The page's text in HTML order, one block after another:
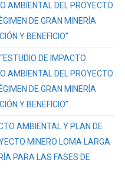
AMBIENTAL DEL PROYECTO
DE GRAN MINERÍA
Y BENEFICIO”
“ESTUDIO DE IMPACTO
AMBIENTAL DEL PROYECTO
DE GRAN MINERÍA
Y BENEFICIO”
AMBIENTAL Y PLAN DE
MINERO LOMA LARGA
PARA LAS FASES DE